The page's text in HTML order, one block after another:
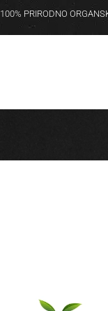
100% PRIRODNO